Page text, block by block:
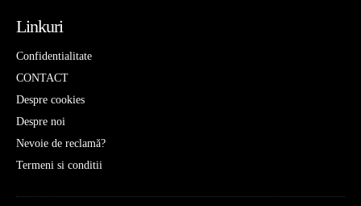
Linkuri
Confidentialitate
CONTACT
Despre cookies
Despre noi
Nevoie de reclamă?
Termeni si conditii